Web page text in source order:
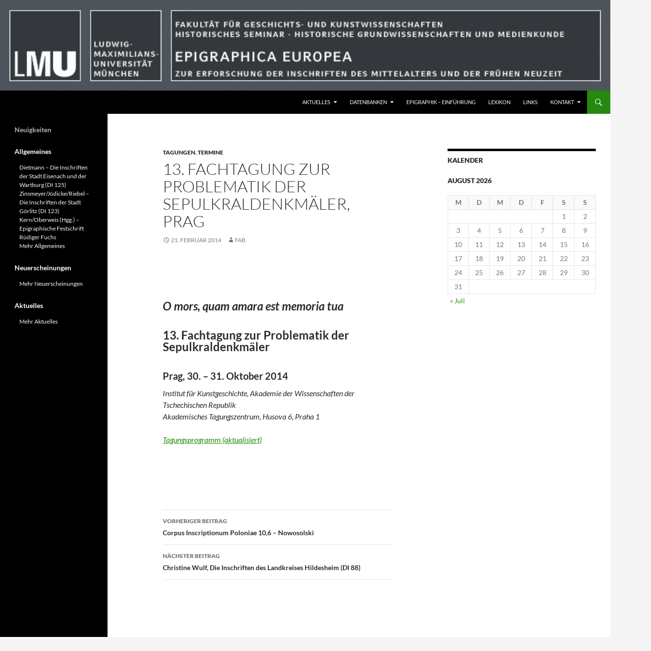
AKTUELLES
DATENBANKEN EPIGRAPHIK – EINFÜHRUNG LEXIKON LINKS KONTAKT
TAGUNGEN,TERMINE
13. FACHTAGUNG ZUR
PROBLEMATIK DER
SEPULKRALDENKMÄLER,
PRAG
21. FEBRUAR 2014 FAB
O mors, quam amara est memoria tua
13. Fachtagung zur Problematik der
Sepulkraldenkmäler
Prag, 30. – 31. Oktober 2014
Institut für Kunstgeschichte, Akademie der Wissenschaften der
Tschechischen Republik
Akademisches Tagungszentrum, Husova 6, Praha 1
Tagungsprogramm (aktualisiert)
Beitragsnavigation
VORHERIGER BEITRAG
Corpus Inscriptionum Poloniae 10,6 – Nowosolski
NÄCHSTER BEITRAG
Christine Wulf, Die Inschriften des Landkreises Hildesheim (DI 88)
KALENDER
AUGUST 2026
M D M D F S
S
1
2
3
4 5 6 7 8
9
10
11 12 13 14 15
16
17
18 19 20 21 22
23
24
25 26 27 28 29
30
31
« Juli
Neuigkeiten
Allgemeines
Dietmann – Die Inschriften
der Stadt Eisenach und der
Wartburg (DI 125)
Zinsmeyer/Jödicke/Riebel –
Die Inschriften der Stadt
Görlitz (DI 123)
Kern/Oberweis (Hgg.) –
Epigraphische Festschrift
Rüdiger Fuchs
Mehr Allgemeines
Neuerscheinungen
Mehr Neuerscheinungen
Aktuelles
Mehr Aktuelles